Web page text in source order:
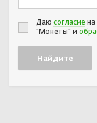
Даю согласие на
"Монеты" и